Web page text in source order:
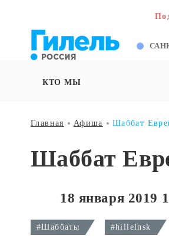
КТО МЫ
Главная Афиша Шаббат
Шаббат
18 января 2019
#Шаббаты #hillelnsk